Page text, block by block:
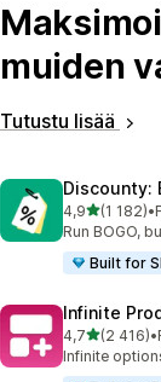
muiden
Tutustu lisää
Discounty:
4,9/ 5 tähteä
(1 182)
1182 •
Run BOGO,
Built for
Infinite
4,7/ 5 tähteä
(2 416)
2416 •
Infinite